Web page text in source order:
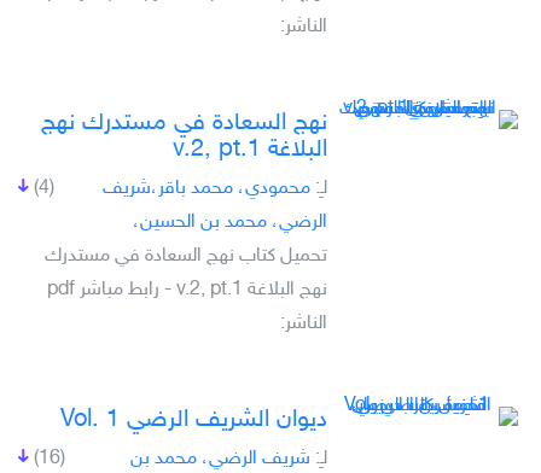
الناشر:
نهج السعادة في مستدرك نهج
البلاغة v.2, pt.1
(4) لـِ: محمودي، محمد باقر،شريف
الرضي، محمد بن الحسين،
تحميل كتاب نهج السعادة في مستدرك
نهج البلاغة v.2, pt.1 - رابط مباشر pdf
الناشر:
ديوان الشريف الرضي Vol. 1
(16) لـِ: شريف الرضي، محمد بن